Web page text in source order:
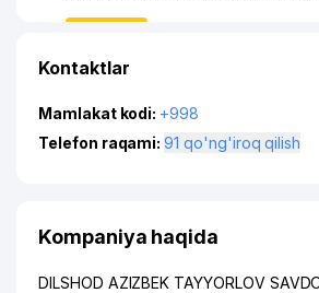
Kontaktlar
Mamlakat kodi: +998
Telefon raqami:
91 qo'ng'iroq qilish
Kompaniya haqida
DILSHOD AZIZBEK TAYYORLOV